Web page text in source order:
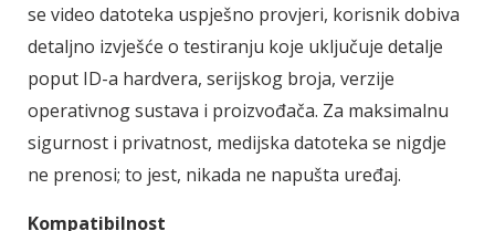
se video datoteka uspješno provjeri, korisnik dobiva
detaljno izvješće o testiranju koje uključuje detalje
poput ID-a hardvera, serijskog broja, verzije
operativnog sustava i proizvođača. Za maksimalnu
sigurnost i privatnost, medijska datoteka se nigdje
ne prenosi; to jest, nikada ne napušta uređaj.
Kompatibilnost